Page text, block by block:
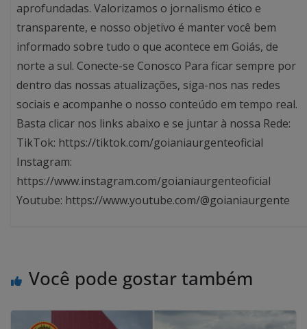
aprofundadas. Valorizamos o jornalismo ético e
transparente, e nosso objetivo é manter você bem
informado sobre tudo o que acontece em Goiás, de
norte a sul. Conecte-se Conosco Para ficar sempre por
dentro das nossas atualizações, siga-nos nas redes
sociais e acompanhe o nosso conteúdo em tempo real.
Basta clicar nos links abaixo e se juntar à nossa Rede:
TikTok: https://tiktok.com/goianiaurgenteoficial
Instagram:
https://www.instagram.com/goianiaurgenteoficial
Youtube: https://www.youtube.com/@goianiaurgente
Você pode gostar também